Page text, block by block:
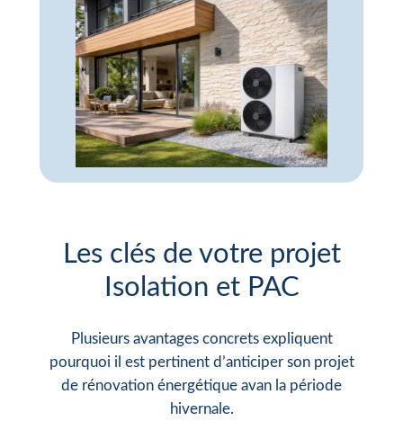
Les clés de votre projet
Isolation et PAC
Plusieurs avantages concrets expliquent
pourquoi il est pertinent d’anticiper son projet
de rénovation énergétique avan la période
hivernale.